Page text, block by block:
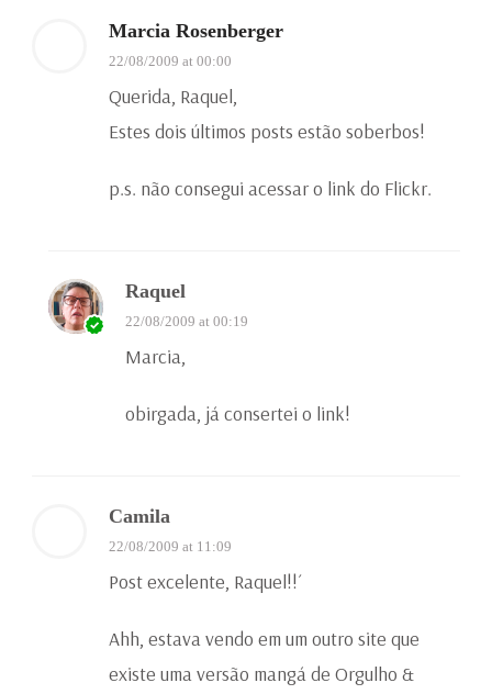
Marcia Rosenberger
22/08/2009 at 00:00
Querida, Raquel,
Estes dois últimos posts estão soberbos!
p.s. não consegui acessar o link do Flickr.
Raquel
22/08/2009 at 00:19
Marcia,
obirgada, já consertei o link!
Camila
22/08/2009 at 11:09
Post excelente, Raquel!!´
Ahh, estava vendo em um outro site que
existe uma versão mangá de Orgulho &